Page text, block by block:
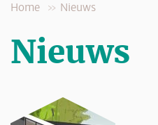
Home Nieuws
Nieuws